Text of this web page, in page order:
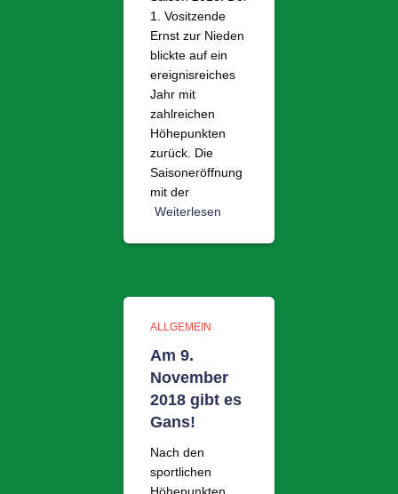
1. Vositzende
Ernst zur Nieden
blickte auf ein
ereignisreiches
Jahr mit
zahlreichen
Höhepunkten
zurück. Die
Saisoneröffnung
mit der
Weiterlesen
ALLGEMEIN
Am 9.
November
2018 gibt es
Gans!
Nach den
sportlichen